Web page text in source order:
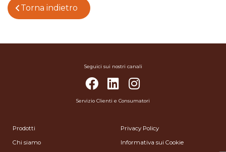
Torna indietro
Seguici sui nostri canali
Servizio Clienti e Consumatori
Prodotti
Chi siamo
Privacy Policy
Informativa sui Cookie